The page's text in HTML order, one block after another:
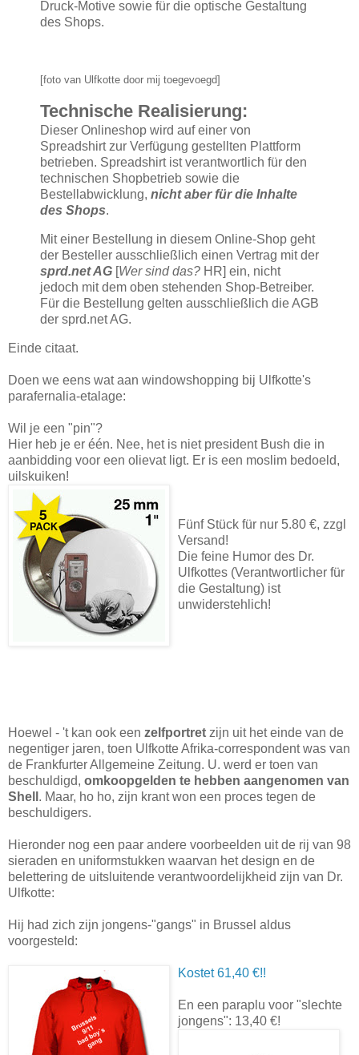
Druck-Motive sowie für die optische Gestaltung
des Shops.
[foto van Ulfkotte door mij toegevoegd]
Technische Realisierung:
Dieser Onlineshop wird auf einer von
Spreadshirt zur Verfügung gestellten Plattform
betrieben. Spreadshirt ist verantwortlich für den
technischen Shopbetrieb sowie die
Bestellabwicklung, nicht aber für die Inhalte
des Shops.
Mit einer Bestellung in diesem Online-Shop geht
der Besteller ausschließlich einen Vertrag mit der
sprd.net AG [Wer sind das? HR] ein, nicht
jedoch mit dem oben stehenden Shop-Betreiber.
Für die Bestellung gelten ausschließlich die AGB
der sprd.net AG.
Einde citaat.
Doen we eens wat aan windowshopping bij Ulfkotte's
parafernalia-etalage:
Wil je een "pin"?
Hier heb je er één. Nee, het is niet president Bush die in
aanbidding voor een olievat ligt. Er is een moslim bedoeld,
uilskuiken!
Fünf Stück für nur 5.80 €, zzgl
Versand!
Die feine Humor des Dr.
Ulfkottes (Verantwortlicher für
die Gestaltung) ist
unwiderstehlich!
Hoewel - 't kan ook een zelfportret zijn uit het einde van de
negentiger jaren, toen Ulfkotte Afrika-correspondent was van
de Frankfurter Allgemeine Zeitung. U. werd er toen van
beschuldigd, omkoopgelden te hebben aangenomen van
Shell . Maar, ho ho, zijn krant won een proces tegen de
beschuldigers.
Hieronder nog een paar andere voorbeelden uit de rij van 98
sieraden en uniformstukken waarvan het design en de
belettering de uitsluitende verantwoordelijkheid zijn van Dr.
Ulfkotte:
Hij had zich zijn jongens-"gangs" in Brussel aldus
voorgesteld:
Kostet 61,40 €!!
En een paraplu voor "slechte
jongens": 13,40 €!